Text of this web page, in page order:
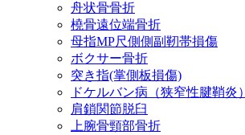
舟状骨骨折
橈骨遠位端骨折
母指MP尺側側副靭帯損傷
ボクサー骨折
突き指(掌側板損傷)
ドケルバン病（狭窄性腱鞘炎）
肩鎖関節脱臼
上腕骨頸部骨折